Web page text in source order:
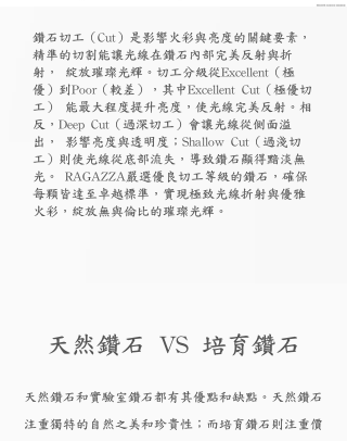
鑽石切工（Cut）是影響火彩與亮度的關鍵要素，
精準的切割能讓光線在鑽石內部完美反射與折
射， 綻放璀璨光輝。切工分級從Excellent（極
優）到Poor（較差），其中Excellent Cut（極優切
工） 能最大程度提升亮度，使光線完美反射。相
反，Deep Cut（過深切工）會讓光線從側面溢
出， 影響亮度與透明度；Shallow Cut（過淺切
工）則使光線從底部流失，導致鑽石顯得黯淡無
光。 RAGAZZA嚴選優良切工等級的鑽石，確保
每顆皆達至卓越標準，實現極致光線折射與優雅
火彩，綻放無與倫比的璀璨光輝。
天然鑽石 VS 培育鑽石
天然鑽石和實驗室鑽石都有其優點和缺點。天然鑽石
注重獨特的自然之美和珍貴性；而培育鑽石則注重價